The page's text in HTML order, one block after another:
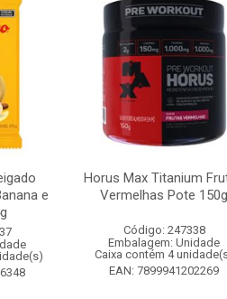
e
Horus Max Titanium
Vermelhas Pote 150g
Código: 247338
Embalagem: Unidade
Caixa contém 4
EAN: 7899941202269